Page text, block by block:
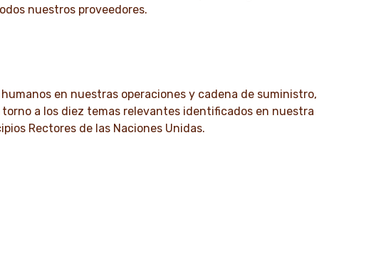
nuestros proveedores.
en nuestras operaciones y cadena de suministro,
a los diez temas relevantes identificados en nuestra
Rectores de las Naciones Unidas.